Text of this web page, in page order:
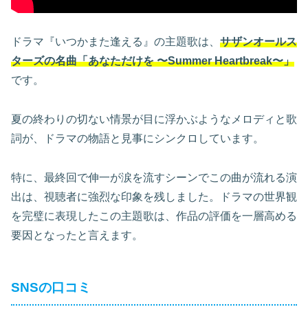
ドラマ『いつかまた逢える』の主題歌は、 サザンオールス
ターズの名曲「あなただけを 〜Summer Heartbreak〜」
です。
夏の終わりの切ない情景が目に浮かぶようなメロディと歌
詞が、ドラマの物語と見事にシンクロしています。
特に、最終回で伸一が涙を流すシーンでこの曲が流れる演
出は、視聴者に強烈な印象を残しました。ドラマの世界観
を完璧に表現したこの主題歌は、作品の評価を一層高める
要因となったと言えます。
SNSの口コミ